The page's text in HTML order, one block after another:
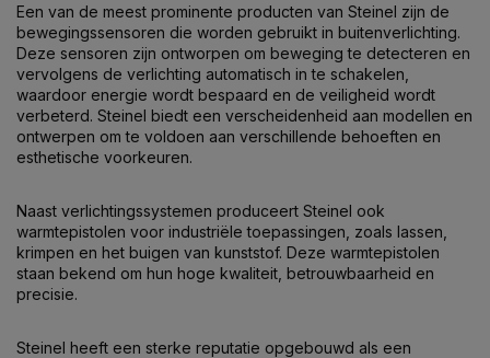
Een van de meest prominente producten van Steinel zijn de
bewegingssensoren die worden gebruikt in buitenverlichting.
Deze sensoren zijn ontworpen om beweging te detecteren en
vervolgens de verlichting automatisch in te schakelen,
waardoor energie wordt bespaard en de veiligheid wordt
verbeterd. Steinel biedt een verscheidenheid aan modellen en
ontwerpen om te voldoen aan verschillende behoeften en
esthetische voorkeuren.
Naast verlichtingssystemen produceert Steinel ook
warmtepistolen voor industriële toepassingen, zoals lassen,
krimpen en het buigen van kunststof. Deze warmtepistolen
staan ​​bekend om hun hoge kwaliteit, betrouwbaarheid en
precisie.
Steinel heeft een sterke reputatie opgebouwd als een